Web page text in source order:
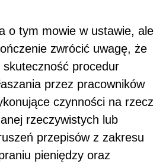
o tym mowie w ustawie, ale
zwrócić uwagę, że
procedur
przez pracowników
czynności na rzecz
rzeczywistych lub
przepisów z zakresu
pieniędzy oraz